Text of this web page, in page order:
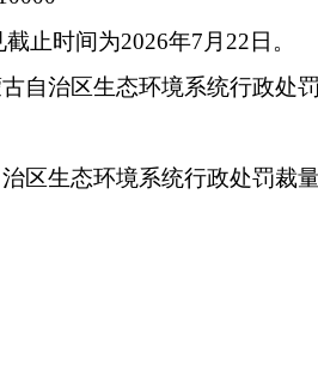
止时间为2026年7月22日。
自治区生态环境系统行政处
区生态环境系统行政处罚裁